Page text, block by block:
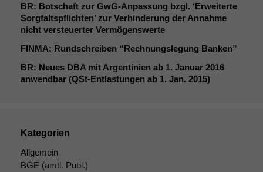
BR: Botschaft zur GwG-Anpassung bzgl. ‘Erweiterte
Sorgfaltspflichten’ zur Verhinderung der Annahme
nicht versteuerter Vermögenswerte
FINMA: Rundschreiben “Rechnungslegung Banken”
BR: Neues DBA mit Argentinien ab 1. Januar 2016
anwendbar (QSt-Entlastungen ab 1. Jan. 2015)
Kategorien
Allgemein
BGE (amtl. Publ.)